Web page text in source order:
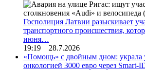
Госполиция Латвии разыскивает
транспортного происшествия,
июня…
19:19 28.7.2026
«Помощь» с двойным дном: украла
онкологией 3000 евро через Smart-